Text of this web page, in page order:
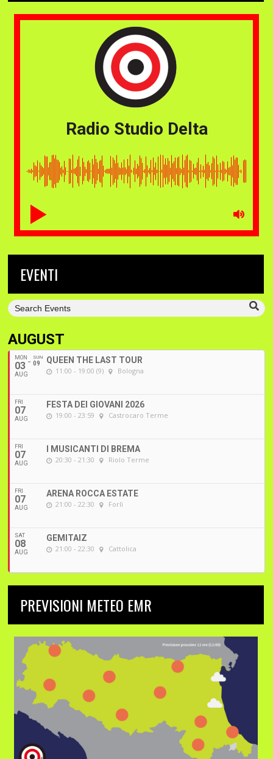
Radio Studio Delta
EVENTI
AUGUST
MON
03
AUG
SUN
09 QUEEN THE LAST TOUR
11:00 - 19:00 (9) Bologna
FRI
07
AUG
FESTA DEI GIOVANI 2026
19:00 - 23:59 Castrocaro Terme
FRI
07
AUG
I MUSICANTI DI BREMA
20:30 - 21:30 Riolo Terme
FRI
07
AUG
ARENA ROCCA ESTATE
21:00 - 22:30 Forlì
SAT
08
AUG
GEMITAIZ
21:00 - 22:30 Cattolica
PREVISIONI METEO EMR